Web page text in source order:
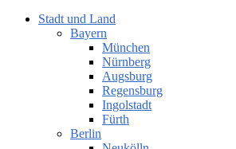
Stadt und Land
Bayern
München
Nürnberg
Augsburg
Regensburg
Ingolstadt
Fürth
Berlin